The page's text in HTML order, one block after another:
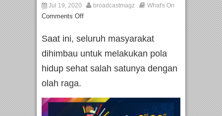
Jul 19, 2020 broadcastmagz What's On
Comments Off
Saat ini, seluruh masyarakat
dihimbau untuk melakukan pola
hidup sehat salah satunya dengan
olah raga.